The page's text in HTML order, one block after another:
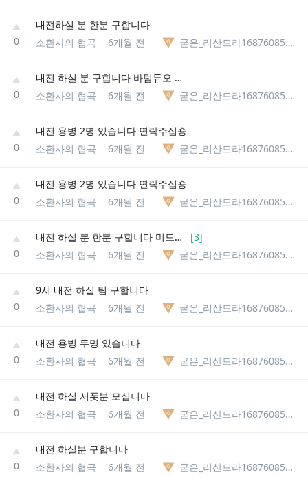
0
내전하실 분 한분 구합니다
소환사의 협곡
6개월 전 굳은_리산드라1687608561081
0
내전 하실 분 구합니다 바텀듀오 2명
소환사의 협곡
6개월 전 굳은_리산드라1687608561081
0
내전 용병 2명 있습니다 연락주십숑
소환사의 협곡
6개월 전 굳은_리산드라1687608561081
0
내전 용병 2명 있습니다 연락주십숑
소환사의 협곡
6개월 전 굳은_리산드라1687608561081
0
내전 하실 분 한분 구합니다 미드라이너 [3]
소환사의 협곡
6개월 전 굳은_리산드라1687608561081
0
9시 내전 하실 팀 구합니다
소환사의 협곡
6개월 전 굳은_리산드라1687608561081
0
내전 용병 두명 있습니다
소환사의 협곡
6개월 전 굳은_리산드라1687608561081
0
내전 하실 서폿분 모십니다
소환사의 협곡
6개월 전 굳은_리산드라1687608561081
0
내전 하실분 구합니다
소환사의 협곡
6개월 전 굳은_리산드라1687608561081